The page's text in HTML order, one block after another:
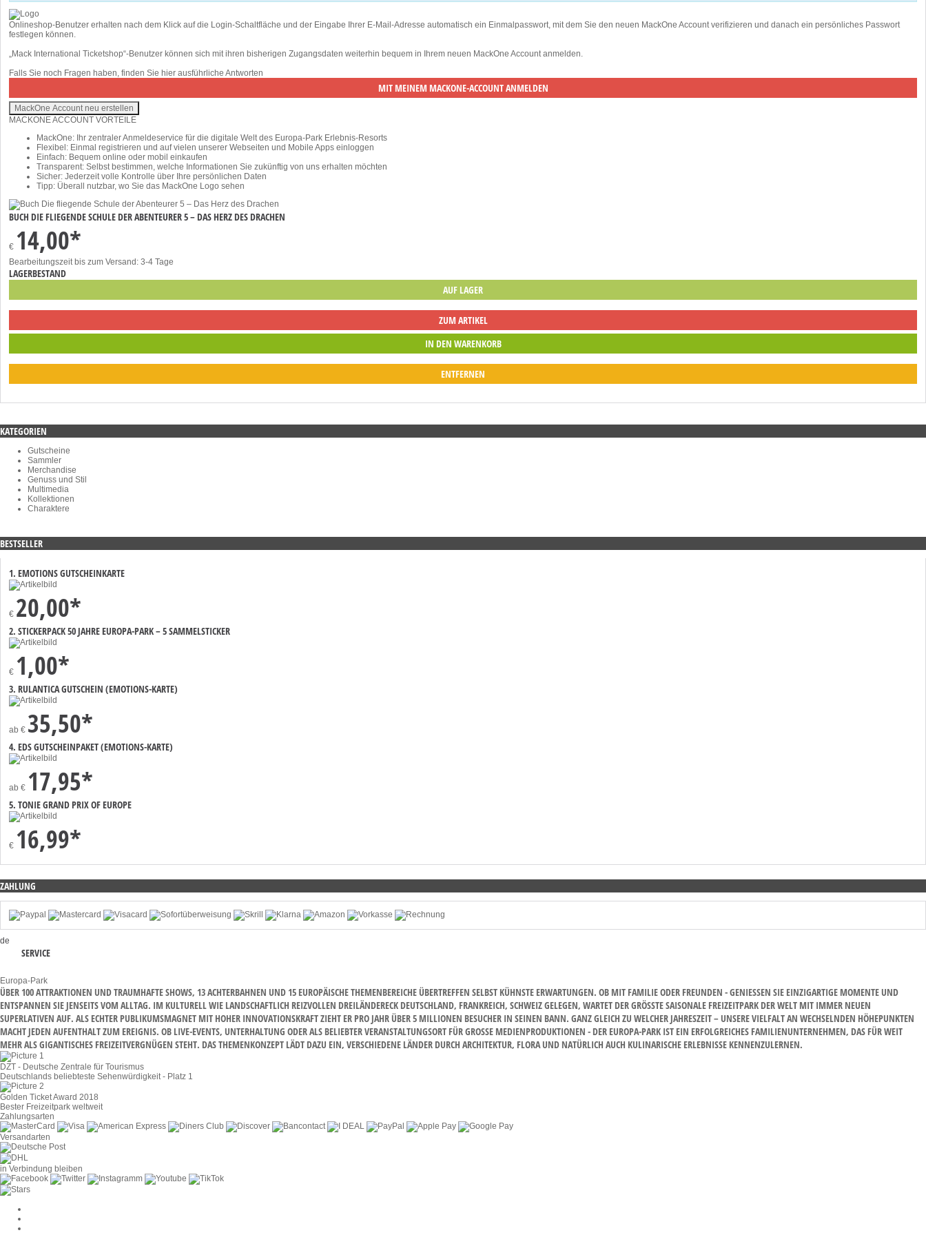
Onlineshop-Benutzer erhalten nach dem Klick auf die Login-Schaltfläche und der Eingabe Ihrer E-Mail-Adresse automatisch ein Einmalpasswort, mit dem Sie den neuen MackOne Account verifizieren und danach ein persönliches Passwort
festlegen können.
„Mack International Ticketshop“-Benutzer können sich mit ihren bisherigen Zugangsdaten weiterhin bequem in Ihrem neuen MackOne Account anmelden.
Falls Sie noch Fragen haben, finden Sie hier ausführliche Antworten
MACKONE ACCOUNT VORTEILE
MackOne: Ihr zentraler Anmeldeservice für die digitale Welt des Europa-Park Erlebnis-Resorts
Flexibel: Einmal registrieren und auf vielen unserer Webseiten und Mobile Apps einloggen
Einfach: Bequem online oder mobil einkaufen
Transparent: Selbst bestimmen, welche Informationen Sie zukünftig von uns erhalten möchten
Sicher: Jederzeit volle Kontrolle über Ihre persönlichen Daten
Tipp: Überall nutzbar, wo Sie das MackOne Logo sehen
BUCH DIE FLIEGENDE SCHULE DER ABENTEURER 5 – DAS HERZ DES DRACHEN
€ 14,00*
Bearbeitungszeit bis zum Versand: 3-4 Tage
LAGERBESTAND
AUF LAGER
ZUM ARTIKEL
ENTFERNEN
KATEGORIEN
Gutscheine
Sammler
Merchandise
Genuss und Stil
Multimedia
Kollektionen
Charaktere
BESTSELLER
1. EMOTIONS GUTSCHEINKARTE
€ 20,00*
2. STICKERPACK 50 JAHRE EUROPA-PARK – 5 SAMMELSTICKER
€ 1,00*
3. RULANTICA GUTSCHEIN (EMOTIONS-KARTE)
ab € 35,50*
4. EDS GUTSCHEINPAKET (EMOTIONS-KARTE)
ab € 17,95*
5. TONIE GRAND PRIX OF EUROPE
€ 16,99*
ZAHLUNG
de
SERVICE
Europa-Park
ÜBER 100 ATTRAKTIONEN UND TRAUMHAFTE SHOWS, 13 ACHTERBAHNEN UND 15 EUROPÄISCHE THEMENBEREICHE ÜBERTREFFEN SELBST KÜHNSTE ERWARTUNGEN. OB MIT FAMILIE ODER FREUNDEN - GENIESSEN SIE EINZIGARTIGE MOMENTE UND E
NTSPANNEN SIE JENSEITS VOM ALLTAG. IM KULTURELL WIE LANDSCHAFTLICH REIZVOLLEN DREILÄNDERECK DEUTSCHLAND, FRANKREICH, SCHWEIZ GELEGEN, WARTET DER GRÖSSTE SAISONALE FREIZEITPARK DER WELT MIT IMMER NEUEN SU
PERLATIVEN AUF. ALS ECHTER PUBLIKUMSMAGNET MIT HOHER INNOVATIONSKRAFT ZIEHT ER PRO JAHR ÜBER 5 MILLIONEN BESUCHER IN SEINEN BANN. GANZ GLEICH ZU WELCHER JAHRESZEIT – UNSERE VIELFALT AN WECHSELNDEN HÖHEPUNKTEN MA
CHT JEDEN AUFENTHALT ZUM EREIGNIS. OB LIVE-EVENTS, UNTERHALTUNG ODER ALS BELIEBTER VERANSTALTUNGSORT FÜR GROSSE MEDIENPRODUKTIONEN - DER EUROPA-PARK IST EIN ERFOLGREICHES FAMILIENUNTERNEHMEN, DAS FÜR WEIT MEH
R ALS GIGANTISCHES FREIZEITVERGNÜGEN STEHT. DAS THEMENKONZEPT LÄDT DAZU EIN, VERSCHIEDENE LÄNDER DURCH ARCHITEKTUR, FLORA UND NATÜRLICH AUCH KULINARISCHE ERLEBNISSE KENNENZULERNEN.
DZT - Deutsche Zentrale für Tourismus
Deutschlands beliebteste Sehenwürdigkeit - Platz 1
Golden Ticket Award 2018
Bester Freizeitpark weltweit
Zahlungsarten
Versandarten
in Verbindung bleiben